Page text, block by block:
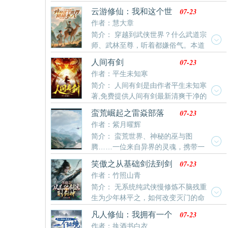
街上代写家书，乡亲们喜欢叫他秀才。有一天，十里镇
的第一高手死了，秀才报的官，却被卷入一场暗流涌动
的权力争夺之中。那之后，十里镇出了一个剑神。没有
人知道他是谁，只知道他来无影去无踪，杀人无形。有
一天代人写信时，有人问秀才，为什么执笔时手一点都
不抖。秀才回他。“
云游修仙：我和这个世
界格格不入
作者：慧大章
07-23
简介： 穿越到武侠世界？什么武道宗
师、武林至尊，听着都嫌俗气。本道
爷要游遍这个世界。修的是仙。求的就是念头通道。谁
耐烦陪那些凡夫俗子玩什么江湖把戏？……多年之后他
曾经去的那些地方。陆续出现了灵气。这还是武侠世界
吗？
人间有剑
作者：平生未知寒
07-23
简介： 人间有剑是由作者平生未知寒
著,免费提供人间有剑最新清爽干净的
文字章节在线阅读。
蛮荒崛起之雷焱部落
作者：紫月曜辉
07-23
简介： 蛮荒世界、神秘的巫与图
腾……一位来自异界的灵魂，携带一
尊神秘的九层宝塔踏入此界……一个衰落的部落，在少
年的带领下如何恢复祖上的荣光，带领部落成长为大荒
中的无上主宰……
笑傲之从基础剑法到剑
神
作者：竹照山青
07-23
简介： 无系统纯武侠慢修炼不脑残重
生为少年林平之，如何改变灭门的命
运？没有内功心法，如果在江湖上生存？独孤剑道是怎
样练成的？内家拳与内功心法有何差异，能否共存？华
凡人修仙：我拥有一个
秘境
作者：执酒书白衣
07-23